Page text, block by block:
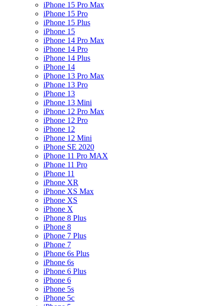
iPhone 15 Pro Max
iPhone 15 Pro
iPhone 15 Plus
iPhone 15
iPhone 14 Pro Max
iPhone 14 Pro
iPhone 14 Plus
iPhone 14
iPhone 13 Pro Max
iPhone 13 Pro
iPhone 13
iPhone 13 Mini
iPhone 12 Pro Max
iPhone 12 Pro
iPhone 12
iPhone 12 Mini
iPhone SE 2020
iPhone 11 Pro MAX
iPhone 11 Pro
iPhone 11
iPhone XR
iPhone XS Max
iPhone XS
iPhone X
iPhone 8 Plus
iPhone 8
iPhone 7 Plus
iPhone 7
iPhone 6s Plus
iPhone 6s
iPhone 6 Plus
iPhone 6
iPhone 5s
iPhone 5c